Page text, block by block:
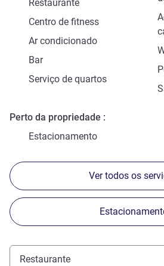
Restaurante
Centro de fitness
Ar condicionado
Bar
Serviço de quartos
Perto da propriedade
Estacionamento
Ver todos os
Restaurante